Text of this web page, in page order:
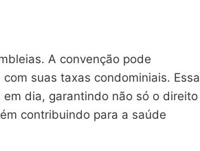
A convenção pode
suas taxas condominiais. Essa
dia, garantindo não só o direito
contribuindo para a saúde